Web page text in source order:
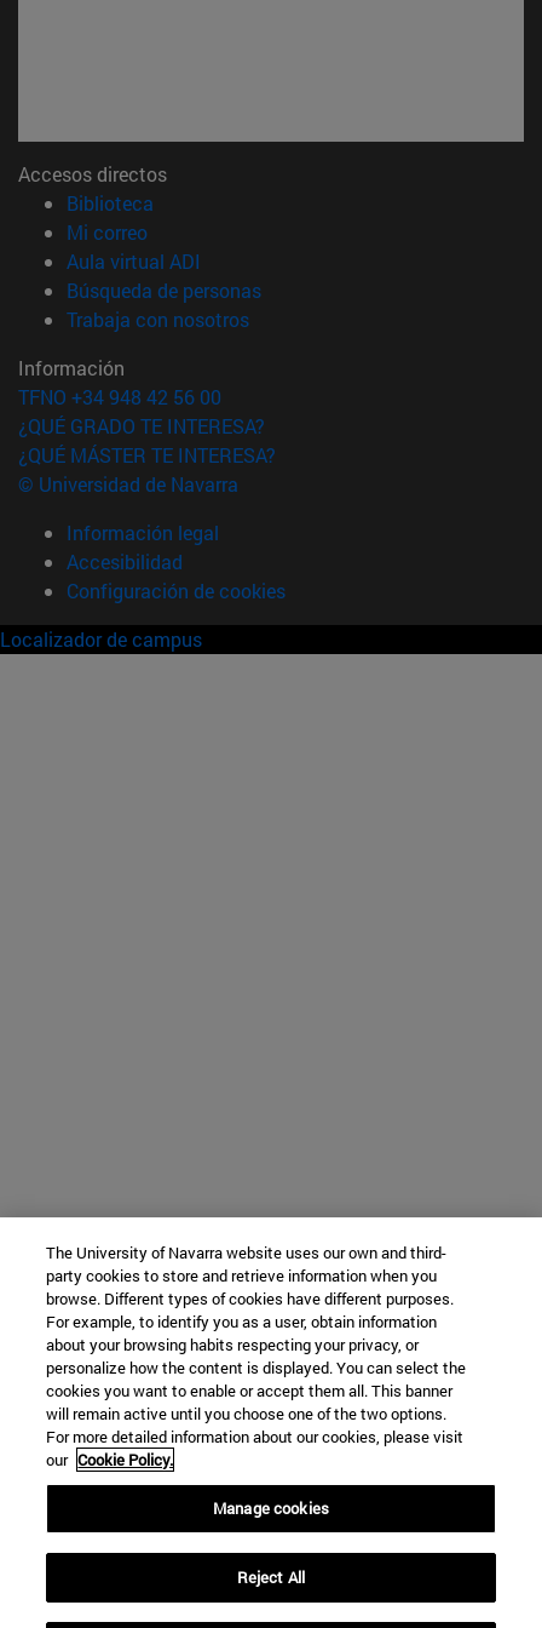
Accesos directos
Biblioteca
Mi correo(abre en nueva ventana)
Aula virtual ADI
Búsqueda de personas(abre en nueva ventana)
Trabaja con nosotros(abre en nueva ventana)
Información
TFNO +34 948 42 56 00
¿QUÉ GRADO TE INTERESA?
¿QUÉ MÁSTER TE INTERESA?
© Universidad de Navarra
Información legal
Accesibilidad
Configuración de cookies
Localizador de campus
The University of Navarra website uses our own and third-
party cookies to store and retrieve information when you
browse. Different types of cookies have different purposes.
For example, to identify you as a user, obtain information
about your browsing habits respecting your privacy, or
personalize how the content is displayed. You can select the
cookies you want to enable or accept them all. This banner
will remain active until you choose one of the two options.
For more detailed information about our cookies, please visit
our Cookie Policy.
Manage cookies
Reject All